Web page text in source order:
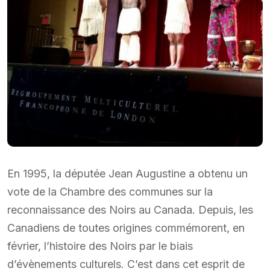
En 1995, la députée Jean Augustine a obtenu un
vote de la Chambre des communes sur la
reconnaissance des Noirs au Canada. Depuis, les
Canadiens de toutes origines commémorent, en
février, l’histoire des Noirs par le biais
d’évènements culturels. C’est dans cet esprit de